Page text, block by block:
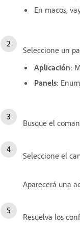
En macos,
Seleccione un
Aplicación:
Panels:
Busque el
Seleccione el
Aparecerá una
Resuelva los